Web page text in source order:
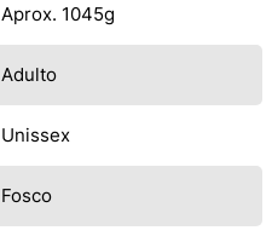
Aprox. 1045g
Adulto
Unissex
Fosco